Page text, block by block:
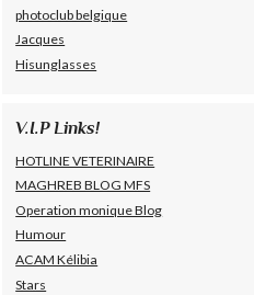
photoclub belgique
Jacques
Hisunglasses
V.I.P Links!
HOTLINE VETERINAIRE
MAGHREB BLOG MFS
Operation monique Blog
Humour
ACAM Kélibia
Stars